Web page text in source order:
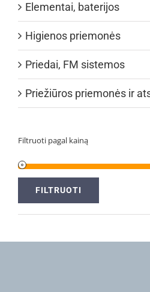
Elementai, baterijos
Higienos priemonės
Priedai, FM sistemos
Priežiūros priemonės ir
Filtruoti pagal kainą
FILTRUOTI